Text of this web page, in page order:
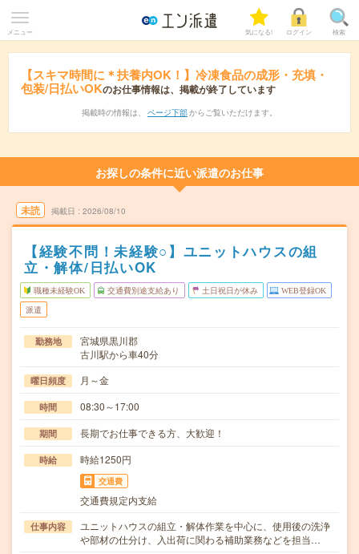
メニュー 気になる! ログイン 検索
【スキマ時間に＊扶養内OK！】冷凍食品の成形・充填・
包装/日払いOKのお仕事情報は、掲載が終了しています
掲載時の情報は、 ページ下部 からご覧いただけます。
お探しの条件に近い派遣のお仕事
未読 掲載日 2026/08/10
【経験不問！未経験○】ユニットハウスの組
立・解体/日払いOK
職種未経験OK 交通費別途支給あり 土日祝日が休み WEB登録OK
派遣
勤務地
宮城県黒川郡
古川駅から車40分
曜日頻度 月～金
時間 08:30～17:00
期間 長期でお仕事できる方、大歓迎！
時給 時給1250円
交通費
交通費規定内支給
仕事内容
ユニットハウスの組立・解体作業を中心に、使用後の洗浄
や部材の仕分け、入出荷に関わる補助業務などを担当…